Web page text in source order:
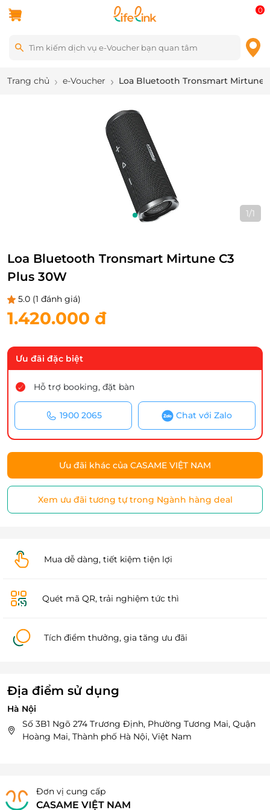
0
Trang chủ e-Voucher Loa Bluetooth Tronsmart Mirtune
1/1
Loa Bluetooth Tronsmart Mirtune C3
Plus 30W
5.0 (1 đánh giá)
1.420.000 đ
Ưu đãi đặc biệt
Hỗ trợ booking, đặt bàn
1900 2065 Chat với Zalo
Ưu đãi khác của CASAME VIỆT NAM
Xem ưu đãi tương tự trong Ngành hàng deal
Mua dễ dàng, tiết kiệm tiện lợi
Quét mã QR, trải nghiệm tức thì
Tích điểm thưởng, gia tăng ưu đãi
Địa điểm sử dụng
Hà Nội
Số 3B1 Ngõ 274 Trương Định, Phường Tương Mai, Quận
Hoàng Mai, Thành phố Hà Nội, Việt Nam
Đơn vị cung cấp
CASAME VIỆT NAM